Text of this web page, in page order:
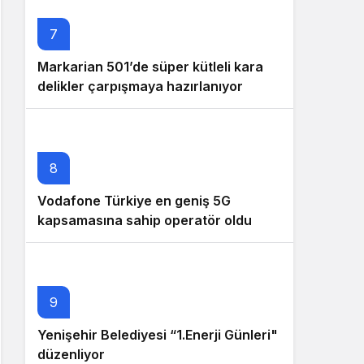
7
Markarian 501’de süper kütleli kara
delikler çarpışmaya hazırlanıyor
8
Vodafone Türkiye en geniş 5G
kapsamasına sahip operatör oldu
9
Yenişehir Belediyesi “1.Enerji Günleri"
düzenliyor